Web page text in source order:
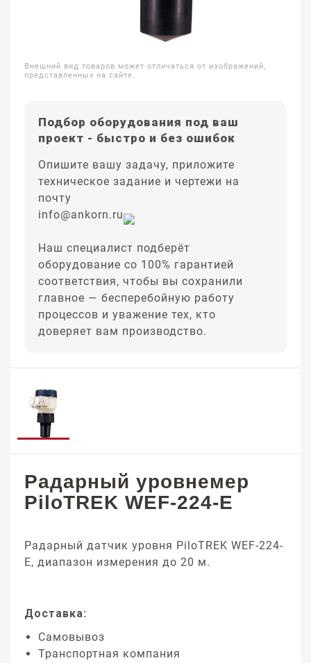
Внешний вид товаров может отличаться от изображений,
представленных на сайте.
Подбор оборудования под ваш
проект - быстро и без ошибок
Опишите вашу задачу, приложите
техническое задание и чертежи на
почту
info@ankorn.ru
Наш специалист подберёт
оборудование со 100% гарантией
соответствия, чтобы вы сохранили
главное — бесперебойную работу
процессов и уважение тех, кто
доверяет вам производство.
Радарный уровнемер
PiloTREK WEF-224-E
Радарный датчик уровня PiloTREK WEF-224-
E, диапазон измерения до 20 м.
Доставка:
Самовывоз
Транспортная компания